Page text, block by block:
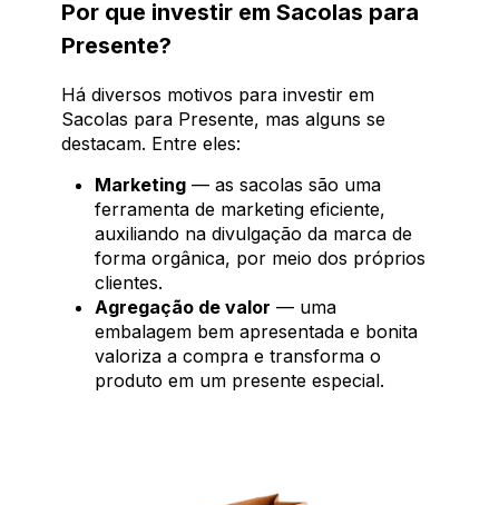
Por que investir em Sacolas para
Presente?
Há diversos motivos para investir em
Sacolas para Presente, mas alguns se
destacam. Entre eles:
Marketing — as sacolas são uma
ferramenta de marketing eficiente,
auxiliando na divulgação da marca de
forma orgânica, por meio dos próprios
clientes.
Agregação de valor — uma
embalagem bem apresentada e bonita
valoriza a compra e transforma o
produto em um presente especial.